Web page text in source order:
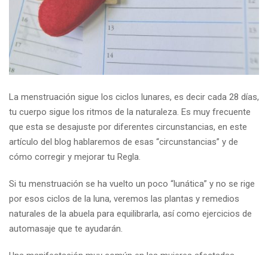
La menstruación sigue los ciclos lunares, es decir cada 28 días,
tu cuerpo sigue los ritmos de la naturaleza. Es muy frecuente
que esta se desajuste por diferentes circunstancias, en este
artículo del blog hablaremos de esas “circunstancias” y de
cómo corregir y mejorar tu Regla.
Si tu menstruación se ha vuelto un poco “lunática” y no se rige
por esos ciclos de la luna, veremos las plantas y remedios
naturales de la abuela para equilibrarla, así como ejercicios de
automasaje que te ayudarán.